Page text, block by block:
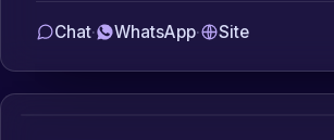
Chat· WhatsApp· Site